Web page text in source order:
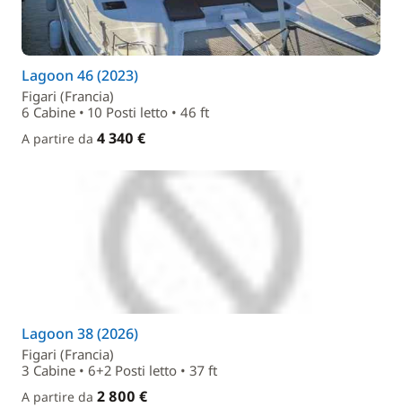
Lagoon 46 (2023)
Figari (Francia)
6 Cabine • 10 Posti letto • 46 ft
A partire da 4 340 €
Lagoon 38 (2026)
Figari (Francia)
3 Cabine • 6+2 Posti letto • 37 ft
A partire da 2 800 €